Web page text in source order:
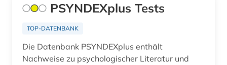
preprint (1)
psychische störungen (1)
PSYNDEXplus Tests
TOP-DATENBANK
Die Datenbank PSYNDEXplus enthält
Nachweise zu psychologischer Literatur und